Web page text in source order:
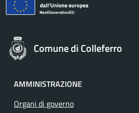
Comune di Colleferro
AMMINISTRAZIONE
Organi di governo